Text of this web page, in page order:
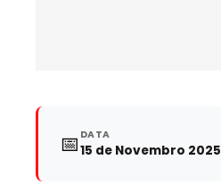
📅 DATA
15 de Novembro 2025